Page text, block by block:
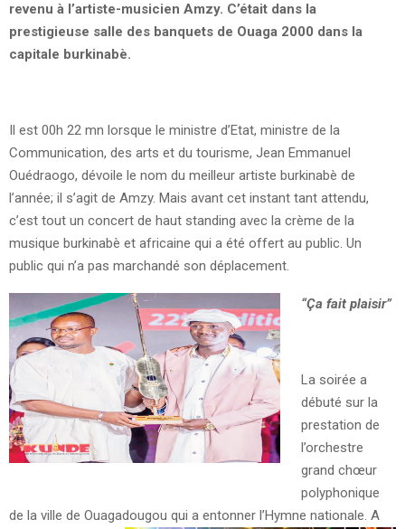
revenu à l’artiste-musicien Amzy. C’était dans la
prestigieuse salle des banquets de Ouaga 2000 dans la
capitale burkinabè.
Il est 00h 22 mn lorsque le ministre d’Etat, ministre de la
Communication, des arts et du tourisme, Jean Emmanuel
Ouédraogo, dévoile le nom du meilleur artiste burkinabè de
l’année; il s’agit de Amzy. Mais avant cet instant tant attendu,
c’est tout un concert de haut standing avec la crème de la
musique burkinabè et africaine qui a été offert au public. Un
public qui n’a pas marchandé son déplacement.
“Ça fait plaisir”
La soirée a
débuté sur la
prestation de
l’orchestre
grand chœur
polyphonique
de la ville de Ouagadougou qui a entonner l’Hymne nationale. A